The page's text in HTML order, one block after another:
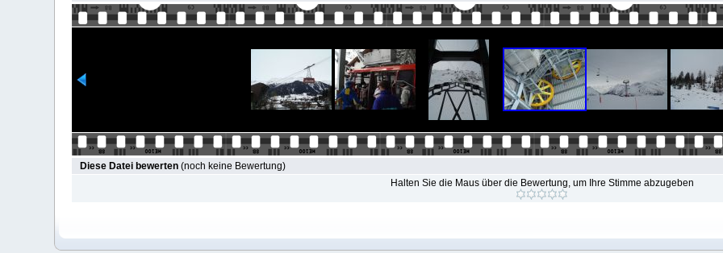
Diese Datei bewerten(noch keine Bewertung)
Halten Sie die Maus über die Bewertung, um Ihre Stimme abzugeben